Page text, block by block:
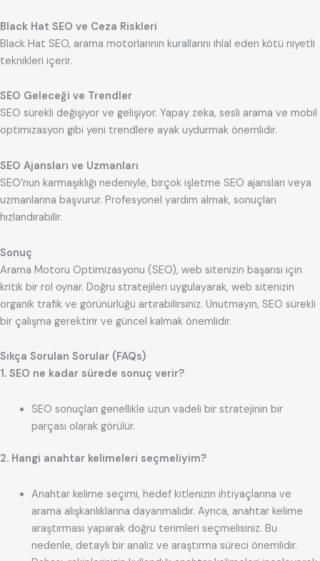
Black Hat SEO ve Ceza Riskleri
Black Hat SEO, arama motorlarının kurallarını ihlal eden kötü niyetli
teknikleri içerir.
SEO Geleceği ve Trendler
SEO sürekli değişiyor ve gelişiyor. Yapay zeka, sesli arama ve mobil
optimizasyon gibi yeni trendlere ayak uydurmak önemlidir.
SEO Ajansları ve Uzmanları
SEO’nun karmaşıklığı nedeniyle, birçok işletme SEO ajansları veya
uzmanlarına başvurur. Profesyonel yardım almak, sonuçları
hızlandırabilir.
Sonuç
Arama Motoru Optimizasyonu (SEO), web sitenizin başarısı için
kritik bir rol oynar. Doğru stratejileri uygulayarak, web sitenizin
organik trafik ve görünürlüğü artırabilirsiniz. Unutmayın, SEO sürekli
bir çalışma gerektirir ve güncel kalmak önemlidir.
Sıkça Sorulan Sorular (FAQs)
1. SEO ne kadar sürede sonuç verir?
SEO sonuçları genellikle uzun vadeli bir stratejinin bir
parçası olarak görülür.
2. Hangi anahtar kelimeleri seçmeliyim?
Anahtar kelime seçimi, hedef kitlenizin ihtiyaçlarına ve
arama alışkanlıklarına dayanmalıdır. Ayrıca, anahtar kelime
araştırması yaparak doğru terimleri seçmelisiniz. Bu
nedenle, detaylı bir analiz ve araştırma süreci önemlidir.